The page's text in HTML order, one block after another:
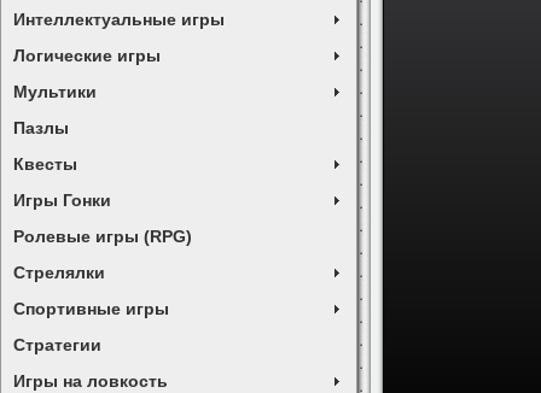
Интеллектуальные игры
Логические игры
Мультики
Пазлы
Квесты
Игры Гонки
Ролевые игры (RPG)
Стрелялки
Спортивные игры
Стратегии
Игры на ловкость